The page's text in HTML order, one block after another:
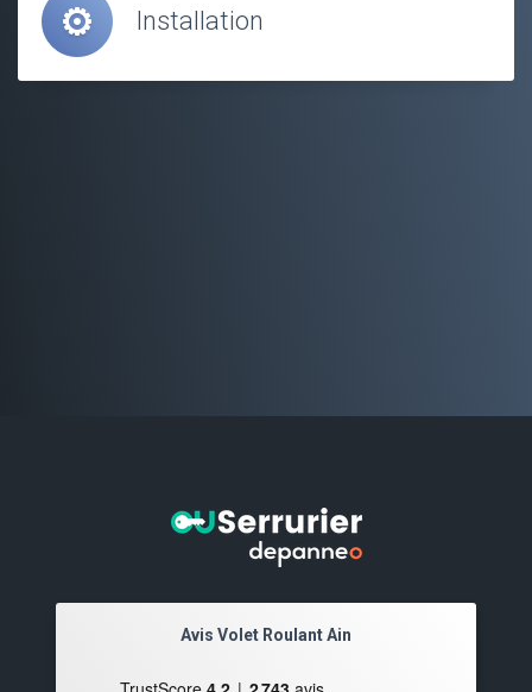
Installation
Avis Volet Roulant Ain